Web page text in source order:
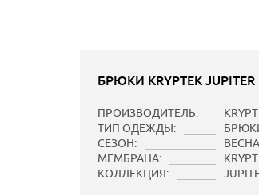
БРЮКИ KRYPTEK JUPITER
ПРОИЗВОДИТЕЛЬ:
ТИП ОДЕЖДЫ:
СЕЗОН:
МЕМБРАНА:
КОЛЛЕКЦИЯ: